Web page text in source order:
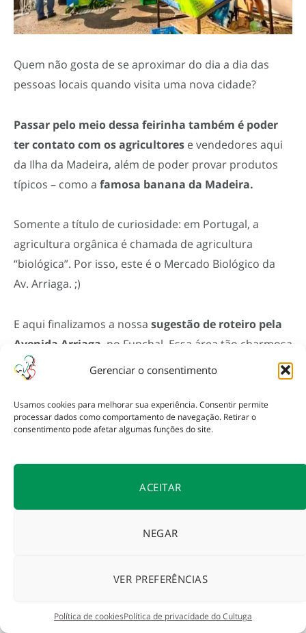
Gerenciar o consentimento
Usamos cookies para melhorar sua experiência. Consentir permite
processar dados como comportamento de navegação. Retirar o
consentimento pode afetar algumas funções do site.
ACEITAR
NEGAR
VER PREFERÊNCIAS
Política de cookiesPolítica de privacidade do Cultuga
Quem não gosta de se aproximar do dia a dia das
pessoas locais quando visita uma nova cidade?
Passar pelo meio dessa feirinha também é poder
ter contato com os agricultores e vendedores aqui
da Ilha da Madeira, além de poder provar produtos
típicos – como a famosa banana da Madeira.
Somente a título de curiosidade: em Portugal, a
agricultura orgânica é chamada de agricultura
“biológica”. Por isso, este é o Mercado Biológico da
Av. Arriaga. ;)
E aqui finalizamos a nossa sugestão de roteiro pela
Avenida Arriaga , no Funchal. Essa área tão charmosa
da cidade. Espero que tenha gostado do nosso
passeio agradável e que esse artigo possa inspirar a
sua caminhada!
Arriaga – Funchal
lá, temos um acervo de vídeos para deixar
charmosa Avenida Arriaga, no Funchal, Ilha da